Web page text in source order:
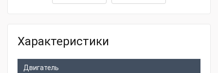
Характеристики
Двигатель